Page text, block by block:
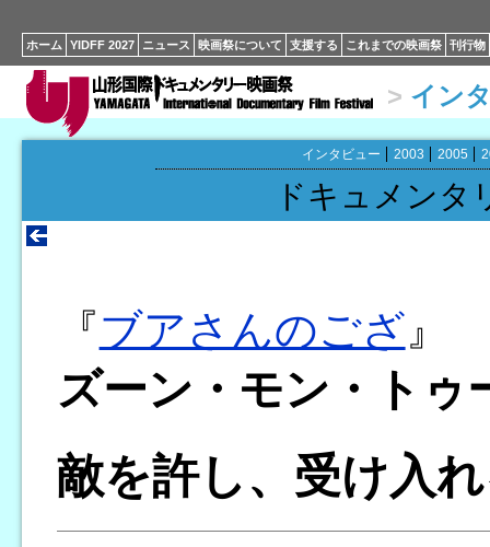
ホーム YIDFF 2027 ニュース 映画祭について 支援する これまでの映画祭 刊行物
> イン
インタビュー 2003 2005
ドキュメン
『ブアさんのござ 』
ズーン・モン・トゥ
敵を許し、受け入